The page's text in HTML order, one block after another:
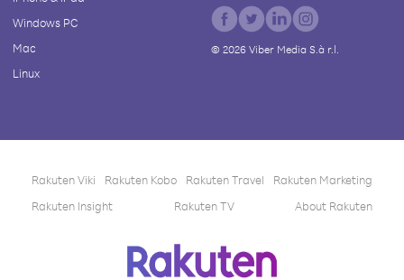
Windows PC
Mac
Linux
© 2026Viber Media S.à r.l.
Rakuten Viki Rakuten Kobo Rakuten Travel
Rakuten Marketing
Rakuten Insight
Rakuten TV About Rakuten